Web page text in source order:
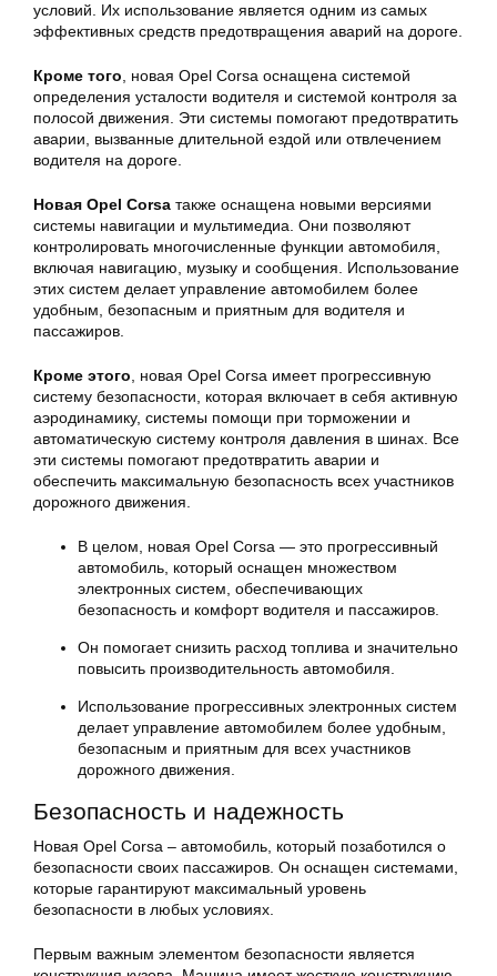
условий. Их использование является одним из самых
эффективных средств предотвращения аварий на дороге.
Кроме того , новая Opel Corsa оснащена системой
определения усталости водителя и системой контроля за
полосой движения. Эти системы помогают предотвратить
аварии, вызванные длительной ездой или отвлечением
водителя на дороге.
Новая Opel Corsa также оснащена новыми версиями
системы навигации и мультимедиа. Они позволяют
контролировать многочисленные функции автомобиля,
включая навигацию, музыку и сообщения. Использование
этих систем делает управление автомобилем более
удобным, безопасным и приятным для водителя и
пассажиров.
Кроме этого , новая Opel Corsa имеет прогрессивную
систему безопасности, которая включает в себя активную
аэродинамику, системы помощи при торможении и
автоматическую систему контроля давления в шинах. Все
эти системы помогают предотвратить аварии и
обеспечить максимальную безопасность всех участников
дорожного движения.
В целом, новая Opel Corsa — это прогрессивный
автомобиль, который оснащен множеством
электронных систем, обеспечивающих
безопасность и комфорт водителя и пассажиров.
Он помогает снизить расход топлива и значительно
повысить производительность автомобиля.
Использование прогрессивных электронных систем
делает управление автомобилем более удобным,
безопасным и приятным для всех участников
дорожного движения.
Безопасность и надежность
Новая Opel Corsa – автомобиль, который позаботился о
безопасности своих пассажиров. Он оснащен системами,
которые гарантируют максимальный уровень
безопасности в любых условиях.
Первым важным элементом безопасности является